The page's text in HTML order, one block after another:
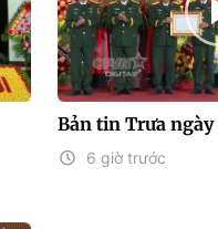
Bản tin Trưa
6 giờ trước